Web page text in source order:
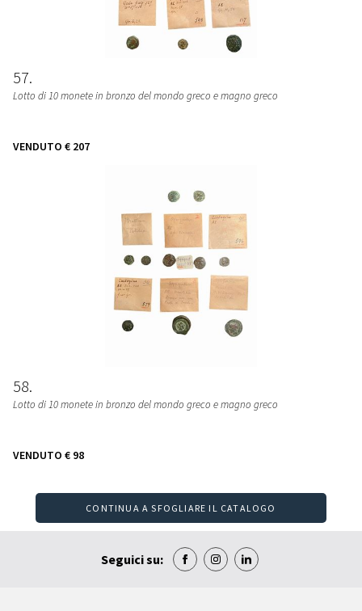
57
Lotto di 10 monete in bronzo del mondo greco e magno greco
VENDUTO € 207
58
Lotto di 10 monete in bronzo del mondo greco e magno greco
VENDUTO € 98
CONTINUA A SFOGLIARE IL CATALOGO
Seguici su: